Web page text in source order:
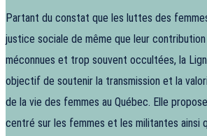
Partant du constat que les luttes des
justice sociale de même que leur
méconnues et trop souvent occultées, la
objectif de soutenir la transmission et la
de la vie des femmes au Québec. Elle
centré sur les femmes et les militantes ainsi